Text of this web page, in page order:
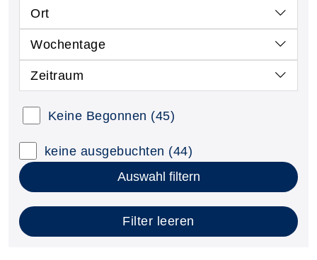
Ort
Wochentage
Zeitraum
Keine Begonnen (45)
keine ausgebuchten (44)
Auswahl filtern
Filter leeren